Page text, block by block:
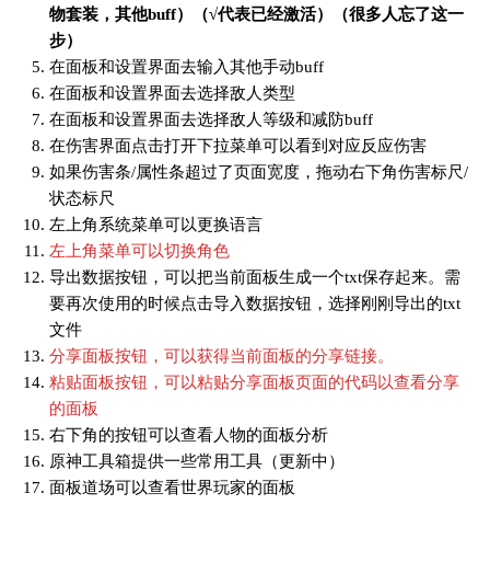
物套装，其他buff）（√代表已经激活）（很多人忘了这一
步）
在面板和设置界面去输入其他手动buff
在面板和设置界面去选择敌人类型
在面板和设置界面去选择敌人等级和减防buff
在伤害界面点击打开下拉菜单可以看到对应反应伤害
如果伤害条/属性条超过了页面宽度，拖动右下角伤害标尺/
状态标尺
左上角系统菜单可以更换语言
左上角菜单可以切换角色
导出数据按钮，可以把当前面板生成一个txt保存起来。需
要再次使用的时候点击导入数据按钮，选择刚刚导出的txt
文件
分享面板按钮，可以获得当前面板的分享链接。
粘贴面板按钮，可以粘贴分享面板页面的代码以查看分享
的面板
右下角的按钮可以查看人物的面板分析
原神工具箱提供一些常用工具（更新中）
面板道场可以查看世界玩家的面板